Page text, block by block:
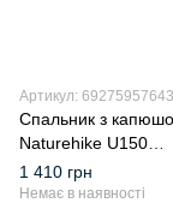
Артикул:
Спальник з
Naturehike U150
NH20MSD07,
коричневий
1 410 грн
Немає в наявності